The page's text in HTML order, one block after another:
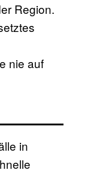
Region.
nie auf
in